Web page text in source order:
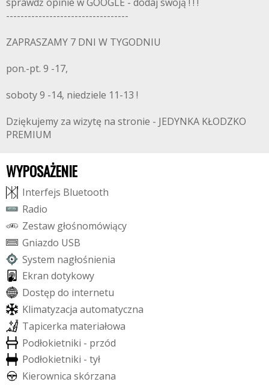
----------------------------------
ZAPRASZAMY 7 DNI W TYGODNIU
pon.-pt. 9 -17,
soboty 9 -14, niedziele 11-13 !
Dziękujemy za wizytę na stronie - JEDYNKA KŁODZKO
PREMIUM
WYPOSAŻENIE
Interfejs Bluetooth
Radio
Zestaw głośnomówiący
Gniazdo USB
System nagłośnienia
Ekran dotykowy
Dostęp do internetu
Klimatyzacja automatyczna
Tapicerka materiałowa
Podłokietniki - przód
Podłokietniki - tył
Kierownica skórzana